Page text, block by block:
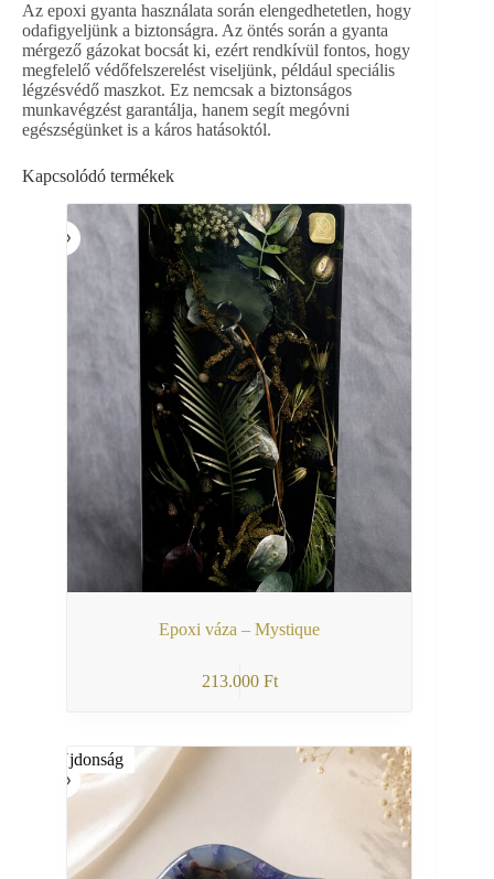
Az epoxi gyanta használata során elengedhetetlen, hogy
odafigyeljünk a biztonságra. Az öntés során a gyanta
mérgező gázokat bocsát ki, ezért rendkívül fontos, hogy
megfelelő védőfelszerelést viseljünk, például speciális
légzésvédő maszkot. Ez nemcsak a biztonságos
munkavégzést garantálja, hanem segít megóvni
egészségünket is a káros hatásoktól.
Kapcsolódó termékek
Epoxi váza – Mystique
213.000 Ft
Újdonság